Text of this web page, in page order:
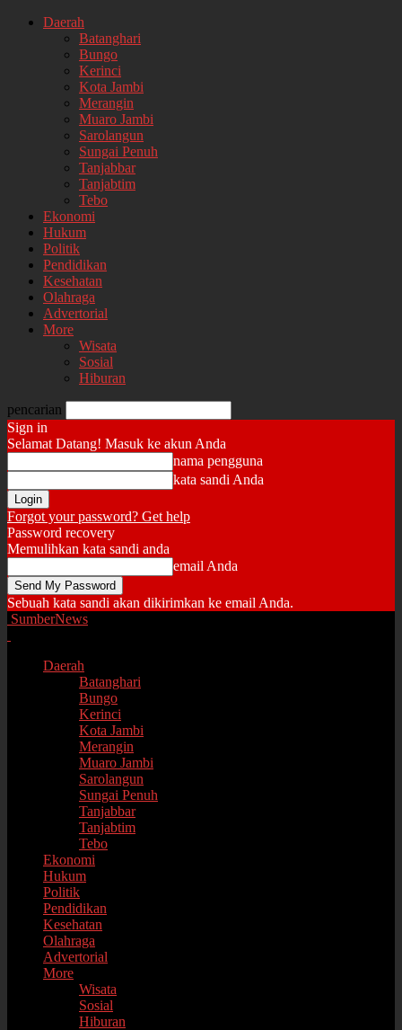
Daerah
Batanghari
Bungo
Kerinci
Kota Jambi
Merangin
Muaro Jambi
Sarolangun
Sungai Penuh
Tanjabbar
Tanjabtim
Tebo
Ekonomi
Hukum
Politik
Pendidikan
Kesehatan
Olahraga
Advertorial
More
Wisata
Sosial
Hiburan
pencarian
Sign in
Selamat Datang! Masuk ke akun Anda
nama pengguna
kata sandi Anda
Forgot your password? Get help
Password recovery
Memulihkan kata sandi anda
email Anda
Sebuah kata sandi akan dikirimkan ke email Anda.
SumberNews
Daerah
Batanghari
Bungo
Kerinci
Kota Jambi
Merangin
Muaro Jambi
Sarolangun
Sungai Penuh
Tanjabbar
Tanjabtim
Tebo
Ekonomi
Hukum
Politik
Pendidikan
Kesehatan
Olahraga
Advertorial
More
Wisata
Sosial
Hiburan